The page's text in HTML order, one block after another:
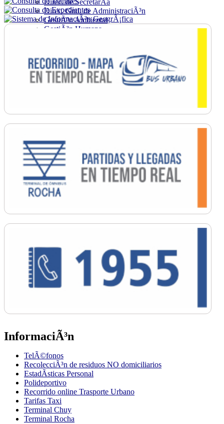
Direc. de SecretarÃ­a
Direc. Gral. de AdministraciÃ³n
GestiÃ³n Ambiental
GestiÃ³n Humana
Ordenamiento
PromociÃ³n Social
Salud
SecretarÃ­a General
InformaciÃ³n
TelÃ©fonos
RecolecciÃ³n de residuos NO domiciliarios
EstadÃ­sticas Personal
Polideportivo
Recorrido online Trasporte Urbano
Tarifas Taxi
Terminal Chuy
Terminal Rocha